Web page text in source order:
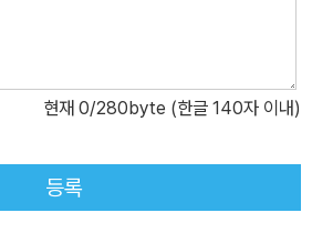
현재 0/280byte (한글 140자 이내)
등록